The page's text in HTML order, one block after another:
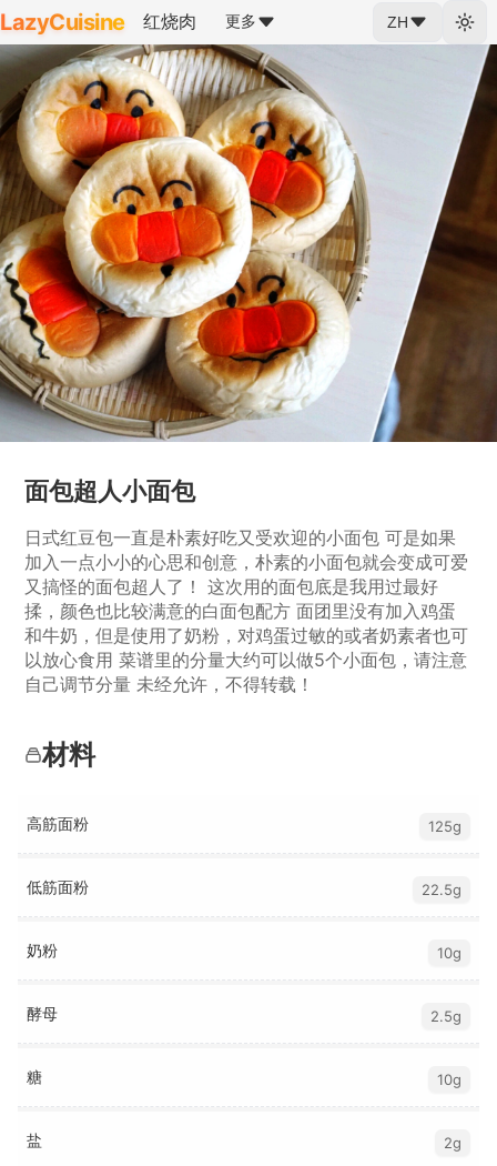
LazyCuisine 红烧肉 更多 ZH
面包超人小面包
日式红豆包一直是朴素好吃又受欢迎的小面包 可是如果
加入一点小小的心思和创意，朴素的小面包就会变成可爱
又搞怪的面包超人了！ 这次用的面包底是我用过最好
揉，颜色也比较满意的白面包配方 面团里没有加入鸡蛋
和牛奶，但是使用了奶粉，对鸡蛋过敏的或者奶素者也可
以放心食用 菜谱里的分量大约可以做5个小面包，请注意
自己调节分量 未经允许，不得转载！
材料
高筋面粉 125g
低筋面粉 22.5g
奶粉 10g
酵母 2.5g
糖 10g
盐 2g